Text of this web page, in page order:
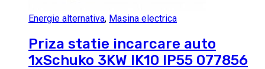
Energie alternativa, Masina electrica
Priza statie incarcare auto
1xSchuko 3KW IK10 IP55 077856